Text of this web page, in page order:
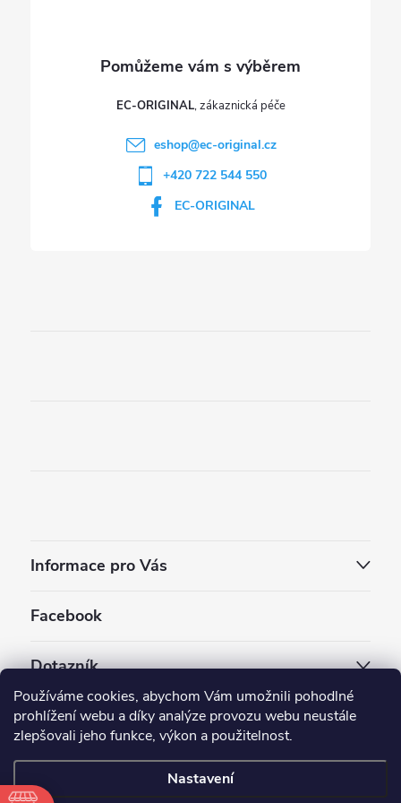
Používáme cookies, abychom Vám umožnili pohodlné
prohlížení webu a díky analýze provozu webu neustále
zlepšovali jeho funkce, výkon a použitelnost.
Nastavení
EC-ORIGINAL
eshop@ec-original.cz
+420 722 544 550
EC-ORIGINAL
Informace pro Vás
Facebook
Dotazník
Jaký styl vapování vám vyhovuje ?